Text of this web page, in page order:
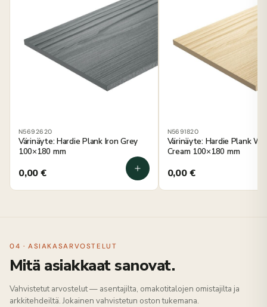
N5692620
Värinäyte: Hardie Plank Iron Grey
100×180 mm
0,00€
N5691820
Värinäyte: Hardie Plank
Cream 100×180 mm
0,00€
04 · ASIAKASARVOSTELUT
Mitä asiakkaat sanovat.
Vahvistetut arvostelut — asentajilta, omakotitalojen omistajilta ja
arkkitehdeiltä. Jokainen vahvistetun oston tukemana.